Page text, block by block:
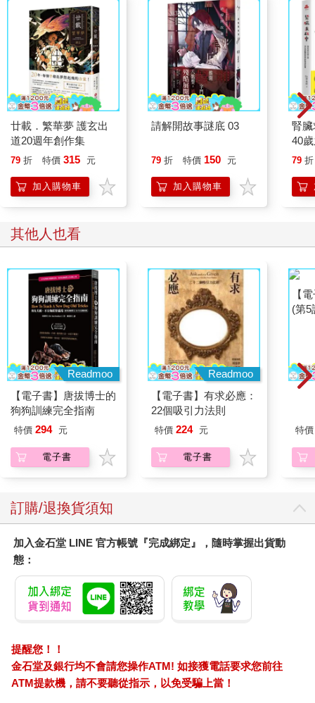
屬。我從擔任口譯的經驗中深刻了解到日本人對舶來品的崇拜心
理──愈是富有的人，對舶來品的情節就愈深。
即使明明知道國產品的品質更好，日本人仍願意多花一倍以
上的錢去購買舶來品。這也代表「即使我們訂出高價，消費者仍
然心甘情地願掏錢購買」。您很難找到比這更賺錢的生意了。
鎖定消費者的「崇拜」心理
人們總是會嚮往比自己高一階的生活，對一般大眾而言，有
錢人或上流階級便是他們的崇拜對象。
俗話說「釣個金龜婿」，人類很少會崇拜比自己地位低、比
自己財產少的人。雖然金錢並非一切，但我們無法否認上流階級
對「流行品」的影響力。這種對上流階級的崇拜心理在女性中尤
其明顯，而男性之中，對高雅、奢華，甚至貴族感的喜愛也所在
多有。
因此，我會利用這種崇拜心理，先在富人圈內帶動某種高級
進口飾品的流行。假設崇尚富人生活的中產階級人數是富人的兩
原來的兩倍。隨著潮流進一步擴散到下一個階層，銷量則會擴增
至四倍。高級品就以這樣的方式，逐漸流入大眾市場，整個過程
大約需要兩年的時間。
而當商品開始普及，價格隨之下降時，我的公司就會退場、
不再經營該類商品。過去二十年來，我的公司所經手的舶來品從
來沒有滯銷過，更別說舉辦清倉特賣會了。
只要我經營的商品能在有錢人之間造成流行，滯銷或特賣會
就與我無關。我不做「薄利多銷」這種勞心勞力但利潤微薄的生
意。我只做有錢人的生意，換句話說，「厚利多銷」這種商業模
式完全行得通！
（精彩待續）
廿載．繁華夢 護玄出
道20週年創作集
79 折 特價 315 元
加入購物車
請解開故事謎底 03
79 折 特價 150 元
加入購物車
腎
40
就
79 折
其他人也看
Readmoo
【電子書】唐拔博士的
狗狗訓練完全指南
特價 294 元
電子書
Readmoo
【電子書】有求必應：
22個吸引力法則
特價 224 元
電子書
特價
訂購/退換貨須知
加入金石堂 LINE 官方帳號『完成綁定』，隨時掌握出貨動
態：
提醒您！！
金石堂及銀行均不會請您操作ATM! 如接獲電話要求您前往
ATM提款機，請不要聽從指示，以免受騙上當！